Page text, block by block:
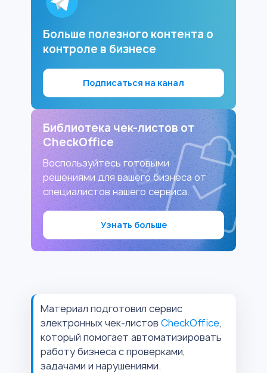
Больше полезного контента о
контроле в бизнесе
Подписаться на канал
Библиотека чек-листов от
CheckOffice
Воспользуйтесь готовыми
решениями для вашего бизнеса от
специалистов нашего сервиса.
Узнать больше
Материал подготовил сервис
электронных чек-листов CheckOffice,
который помогает автоматизировать
работу бизнеса с проверками,
задачами и нарушениями.